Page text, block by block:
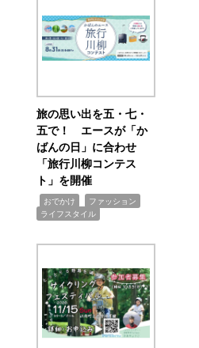
旅の思い出を五・七・
五で！ エースが「か
ばんの日」に合わせ
「旅行川柳コンテス
ト」を開催
おでかけ ファッション
ライフスタイル